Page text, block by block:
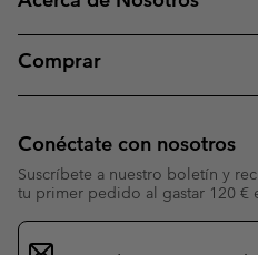
Comprar
Conéctate con nosotros
Suscríbete a nuestro boletín y
tu primer pedido al gastar 120 €
Suscripción